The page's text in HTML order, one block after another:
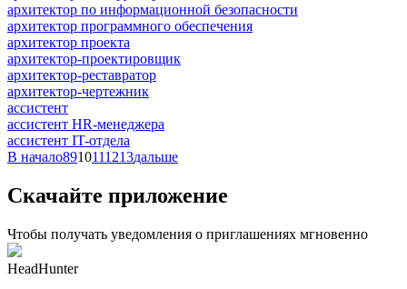
архитектор по информационной безопасности
архитектор программного обеспечения
архитектор проекта
архитектор-проектировщик
архитектор-реставратор
архитектор-чертежник
ассистент
ассистент HR-менеджера
ассистент IT-отдела
В начало8910111213дальше
Скачайте приложение
Чтобы получать уведомления о приглашениях мгновенно
HeadHunter